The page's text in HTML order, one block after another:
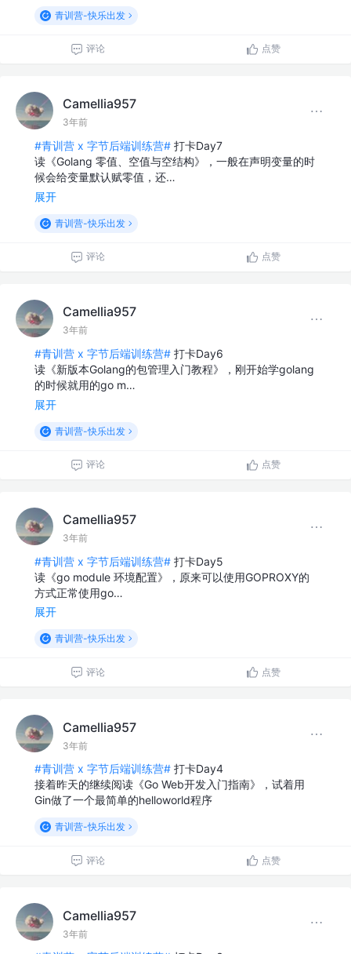
青训营-快乐出发
评论 点赞
Camellia957
3年前
#青训营 x 字节后端训练营# 打卡Day7
读《Golang 零值、空值与空结构》，一般在声明变量的时
候会给变量默认赋零值，还…
展开
青训营-快乐出发
评论 点赞
Camellia957
3年前
#青训营 x 字节后端训练营# 打卡Day6
读《新版本Golang的包管理入门教程》，刚开始学golang
的时候就用的go m…
展开
青训营-快乐出发
评论 点赞
Camellia957
3年前
#青训营 x 字节后端训练营# 打卡Day5
读《go module 环境配置》，原来可以使用GOPROXY的
方式正常使用go…
展开
青训营-快乐出发
评论 点赞
Camellia957
3年前
#青训营 x 字节后端训练营# 打卡Day4
接着昨天的继续阅读《Go Web开发入门指南》，试着用
Gin做了一个最简单的helloworld程序
青训营-快乐出发
评论 点赞
Camellia957
3年前